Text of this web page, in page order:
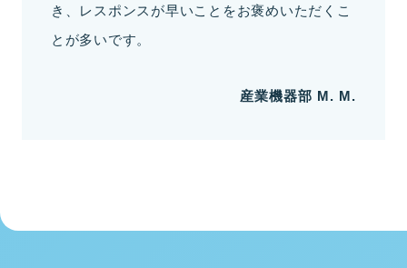
き、レスポンスが早いことをお褒めいただくこ
とが多いです。
産業機器部 M. M.